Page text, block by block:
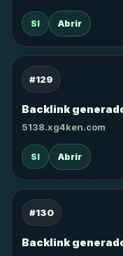
SI Abrir
#129
Backlink
5138.xg4ken.com
SI Abrir
#130
Backlink